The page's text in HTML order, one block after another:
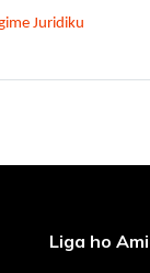
Juridiku
Liga ho